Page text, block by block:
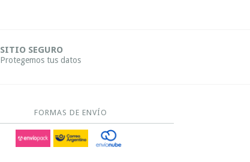
SITIO SEGURO
Protegemos tus datos
FORMAS DE ENVÍO